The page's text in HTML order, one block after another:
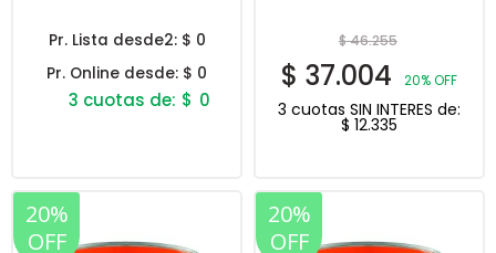
Pr. Lista desde2: $ 0
Pr. Online desde: $ 0
$ 0
opciones
$46.255
$ 37.004 20% OFF
3 cuotas SIN INTERES de:
$ 12.335
20%
OFF
20%
OFF